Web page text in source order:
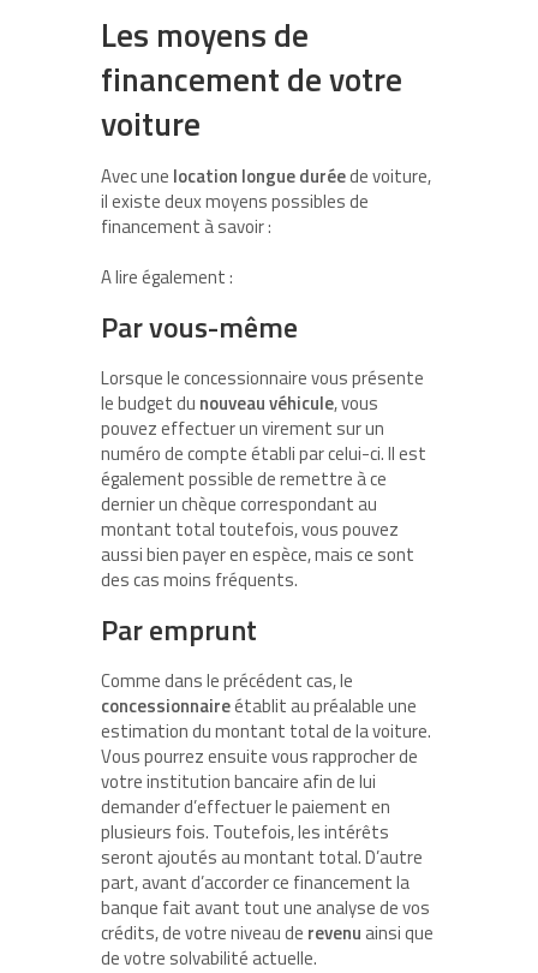
Les moyens de
financement de votre
voiture
Avec une location longue duréede voiture,
il existe deux moyens possibles de
financement à savoir :
A lire également :
Par vous-même
Lorsque le concessionnaire vous présente
le budget du nouveau véhicule, vous
pouvez effectuer un virement sur un
numéro de compte établi par celui-ci. Il est
également possible de remettre à ce
dernier un chèque correspondant au
montant total toutefois, vous pouvez
aussi bien payer en espèce, mais ce sont
des cas moins fréquents.
Par emprunt
Comme dans le précédent cas, le
concessionnaireétablit au préalable une
estimation du montant total de la voiture.
Vous pourrez ensuite vous rapprocher de
votre institution bancaire afin de lui
demander d’effectuer le paiement en
plusieurs fois. Toutefois, les intérêts
seront ajoutés au montant total. D’autre
part, avant d’accorder ce financement la
banque fait avant tout une analyse de vos
crédits, de votre niveau de revenu ainsi que
de votre solvabilité actuelle.